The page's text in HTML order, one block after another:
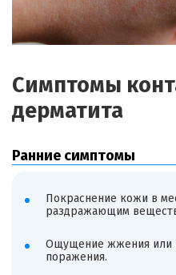
Симптомы
дерматита
Ранние симптомы
Покраснение кожи в
раздражающим
Ощущение жжения или
поражения.